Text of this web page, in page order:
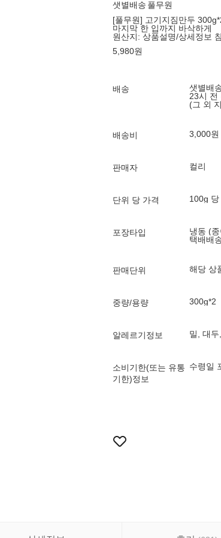
샛별배송 풀무원
[풀무원] 고기지짐만두
마지막 한 입까지 바삭하게
원산지: 상품설명/상세정보
5,980원
배송
샛별배
23시 전
(그 외
배송비 3,000원
판매자 컬리
단위 당 가격 100g 당
포장타입
냉동 (
택배배
판매단위 해당 상
중량/용량 300g*2
알레르기정보 밀, 대
소비기한(또는 유통
기한)정보
수령일